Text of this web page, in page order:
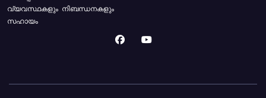
വ്യവസ്ഥകളും നിബന്ധനകളും
സഹായം